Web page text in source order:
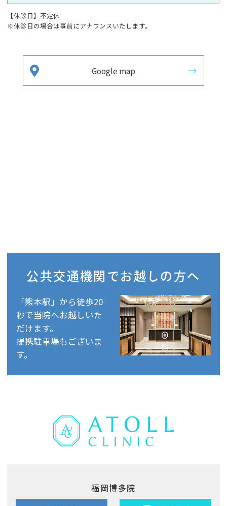
【休診日】不定休
※休診日の場合は事前にアナウンスいたします。
Google map
公共交通機関で お越しの方へ
「熊本駅」から徒歩20
秒で当院へお越しいた
だけます。
提携駐車場もございま
す。
福岡博多院